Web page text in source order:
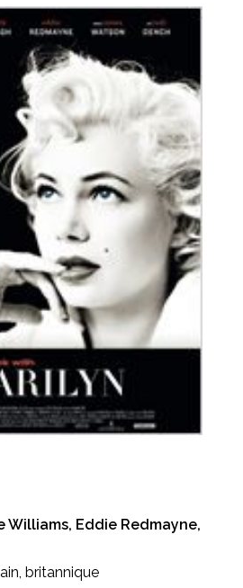
Williams, Eddie Redmayne,
britannique